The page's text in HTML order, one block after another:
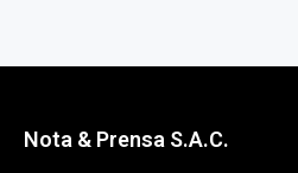
Nota & Prensa S.A.C.